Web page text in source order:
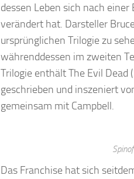
dessen Leben sich nach
verändert hat. Darsteller
ursprünglichen Trilogie zu
währenddessen im zweiten
Trilogie enthält The Evil Dead
geschrieben und inszeniert
gemeinsam mit Campbell.
Das Franchise hat sich